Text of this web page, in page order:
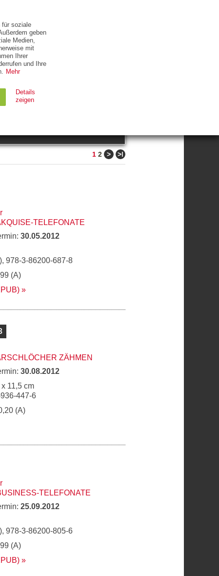
ZUM THEMA
1 2 > >ǀ
TELEFONATE
30.05.2012
978-3-86200-687-8
(A)
ZÄHMEN
30.08.2012
11,5 cm
447-6
(A)
TELEFONATE
25.09.2012
978-3-86200-805-6
(A)
für soziale
geben
Medien,
mit
Ihrer
und Ihre
Mehr
Details
zeigen
Ablauf
Typ